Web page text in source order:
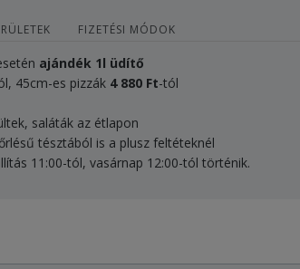
FIZETÉSI MÓDOK
ajándék 1l üdítő
45cm-es pizzák 4 880 Ft-tól
saláták az étlapon
tésztából is a plusz feltéteknél
11:00-tól, vasárnap 12:00-tól történik.